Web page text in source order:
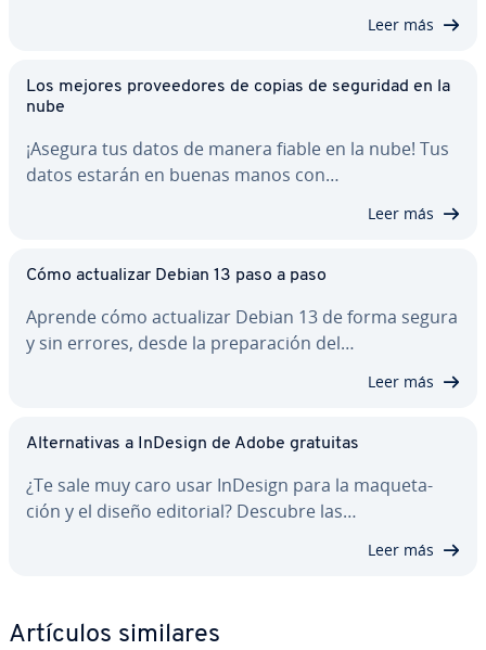
Leer más
Los mejores pro­vee­do­res de copias de seguridad en la
nube
¡Asegura tus datos de manera fiable en la nube! Tus
datos estarán en buenas manos con…
Leer más
Cómo ac­tua­li­zar Debian 13 paso a paso
Aprende cómo ac­tua­li­zar Debian 13 de forma segura
y sin errores, desde la pre­pa­ra­ción del…
Leer más
Al­te­r­na­ti­vas a InDesign de Adobe gratuitas
¿Te sale muy caro usar InDesign para la ma­que­ta­
ción y el diseño editorial? Descubre las…
Leer más
Artículos similares